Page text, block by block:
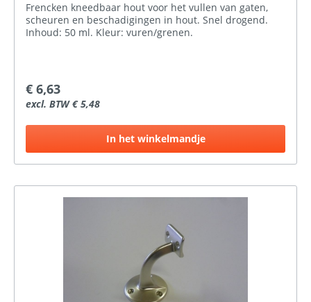
Frencken kneedbaar hout voor het vullen van gaten,
scheuren en beschadigingen in hout. Snel drogend.
Inhoud: 50 ml. Kleur: vuren/grenen.
€ 6,63
excl. BTW € 5,48
In het winkelmandje